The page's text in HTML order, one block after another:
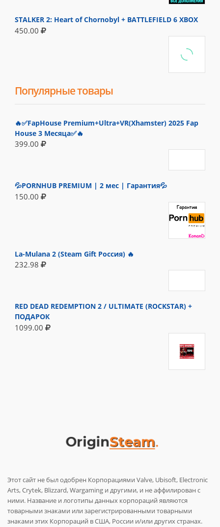
STALKER 2: Heart of Chornobyl + BATTLEFIELD 6 XBOX
450.00
Популярные товары
🔥✅FapHouse Premium+Ultra+VR(Xhamster) 2025 Fap
House 3 Месяца✅🔥
399.00
💦PORNHUB PREMIUM | 2 мес | Гарантия💦
150.00
La-Mulana 2 (Steam Gift Россия) 🔥
232.98
RED DEAD REDEMPTION 2 / ULTIMATE (ROCKSTAR) +
ПОДАРОК
1099.00
Этот сайт не был одобрен Корпорациями Valve, Ubisoft, Electronic
Arts, Crytek, Blizzard, Wargaming и другими, и не аффилирован с
ними. Название и логотипы данных корпораций являются
товарными знаками или зарегистрированными товарными
знаками этих Корпораций в США, России и/или других странах.